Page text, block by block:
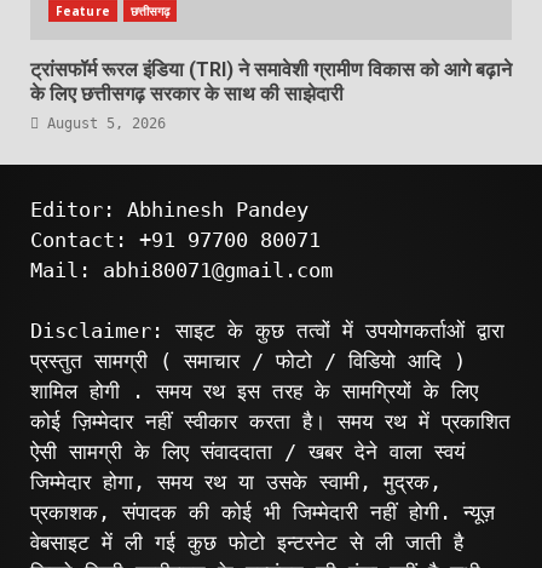
Feature छत्तीसगढ़
ट्रांसफॉर्म रूरल इंडिया (TRI) ने समावेशी ग्रामीण विकास को आगे बढ़ाने
के लिए छत्तीसगढ़ सरकार के साथ की साझेदारी
August 5, 2026
Editor: Abhinesh Pandey
Contact: +91 97700 80071
Mail: abhi80071@gmail.com
Disclaimer: साइट के कुछ तत्वों में उपयोगकर्ताओं द्वारा
प्रस्तुत सामग्री ( समाचार / फोटो / विडियो आदि )
शामिल होगी . समय रथ इस तरह के सामग्रियों के लिए
कोई ज़िम्मेदार नहीं स्वीकार करता है। समय रथ में प्रकाशित
ऐसी सामग्री के लिए संवाददाता / खबर देने वाला स्वयं
जिम्मेदार होगा, समय रथ या उसके स्वामी, मुद्रक,
प्रकाशक, संपादक की कोई भी जिम्मेदारी नहीं होगी. न्यूज़
वेबसाइट में ली गई कुछ फोटो इन्टरनेट से ली जाती है